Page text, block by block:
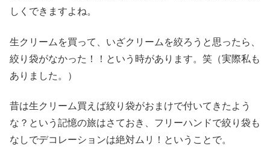
しくできますよね。
生クリームを買って、いざクリームを絞ろうと思ったら、
絞り袋がなかった！！という時があります。笑（実際私も
ありました。）
昔は生クリーム買えば絞り袋がおまけで付いてきたよう
な？という記憶の旅はさておき、フリーハンドで絞り袋も
なしでデコレーションは絶対ムリ！ということで。